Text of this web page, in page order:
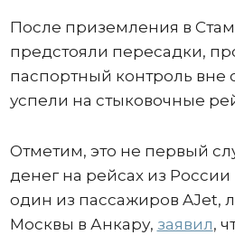
После приземления в
предстояли пересадки,
паспортный контроль вне
успели на стыковочные
Отметим, это не первый
денег на рейсах из
один из пассажиров AJet,
Москвы в Анкару, заявил,